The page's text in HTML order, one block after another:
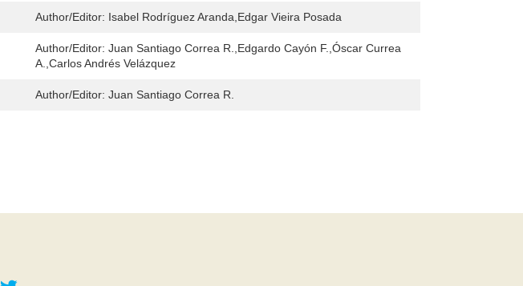
Author/Editor: Isabel Rodríguez Aranda,Edgar Vieira Posada
Author/Editor: Juan Santiago Correa R.,Edgardo Cayón F.,Óscar Currea
A.,Carlos Andrés Velázquez
Author/Editor: Juan Santiago Correa R.